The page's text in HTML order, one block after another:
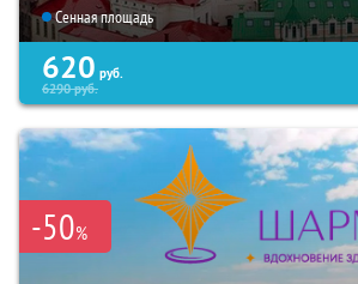
Сенная площадь
620 руб.
6290руб.
-50%